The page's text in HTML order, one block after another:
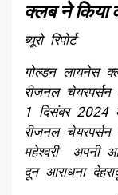
क्लब ने किया
ब्यूरो रिपोर्ट
गोल्डन लायनेस
रीजनल
1 दिसंबर 2024
रीजनल
महेश्वरी अपनी
दून आराधना